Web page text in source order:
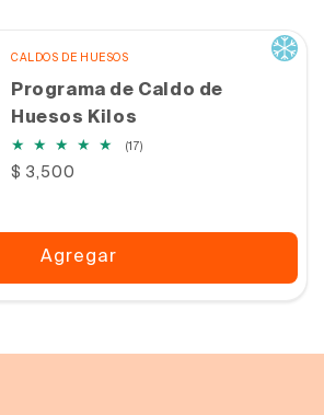
CALDOS DE HUESOS
Programa de Caldo de
Huesos Kilos
(17)17
Precio
$ 3,500
Agregar